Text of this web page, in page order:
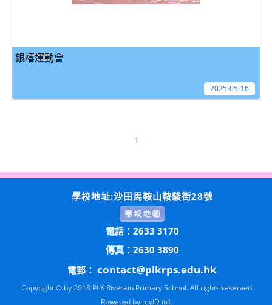
銀禧運動會
2025-05-16
1
學校地址:沙田馬鞍山鞍駿街28號
電話：2633 3170
傳真：2630 3890
電郵： contact@plkrps.edu.hk
Copyright © by 2018 PLK Riverain Primary School. All rights reserved.
Powered by myID itd.